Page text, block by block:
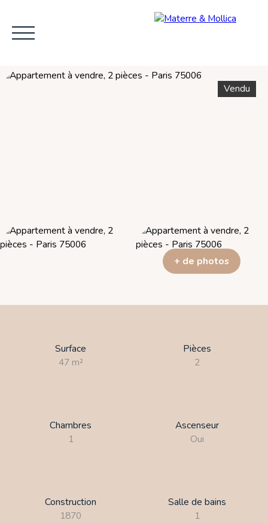
Vendu
+ de photos
Surface
47 m²
Pièces
2
Chambres
1
Ascenseur
Oui
Construction
1870
Salle de bains
1